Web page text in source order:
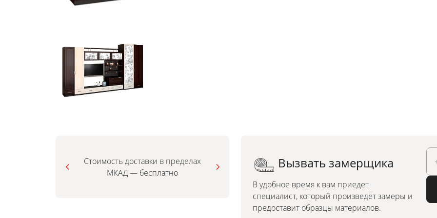
Стоимость доставки в пределах
МКАД — бесплатно
Можно заказать по
индивидуальным размерам
Вызвать замерщика
В удобное время к вам приедет
специалист, который произведёт замеры и
предоставит образцы материалов.